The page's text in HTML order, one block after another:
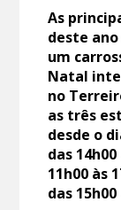
As
deste
um
Natal
no
as três
desde o
das
11h00 às
das